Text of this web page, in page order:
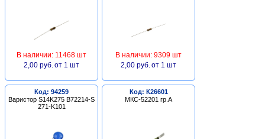
В наличии: 11468 шт
2,00 руб. от 1 шт
В наличии: 9309 шт
2,00 руб. от 1 шт
Код: 94259
Варистор S14K275 B72214-S
271-K101
Код: К26601
МКС-52201 гр.А